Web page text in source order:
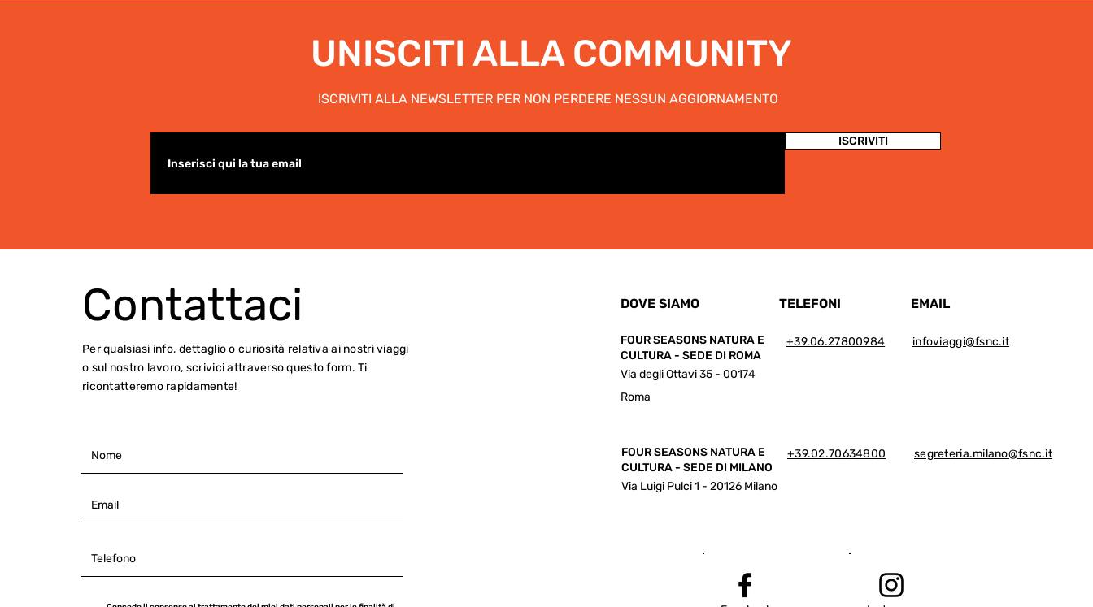
UNISCITI ALLA COMMUNITY
ISCRIVITI ALLA NEWSLETTER PER NON PERDERE NESSUN AGGIORNAMENTO
ISCRIVITI
Contattaci
Per qualsiasi info, dettaglio o curiosità relativa ai nostri viaggi
o sul nostro lavoro, scrivici attraverso questo form. Ti
ricontatteremo rapidamente!
DOVE SIAMO
FOUR SEASONS NATURA E
CULTURA - SEDE DI ROMA
Via degli Ottavi 35 - 00174
Roma
TELEFONI
+39.06.27800984
EMAIL
infoviaggi@fsnc.it
FOUR SEASONS NATURA E
CULTURA - SEDE DI MILANO
Via Luigi Pulci 1 - 20126 Milano
+39.02.70634800 segreteria.milano@fsnc.it